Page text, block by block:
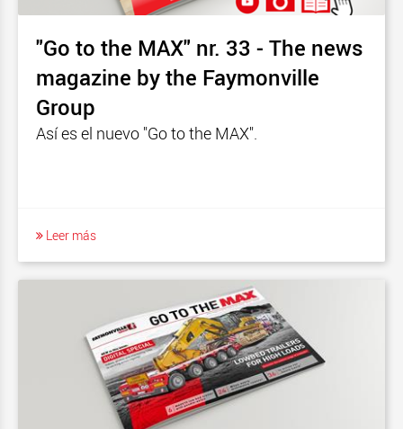
"Go to the MAX" nr. 33 - The news
magazine by the Faymonville
Group
Así es el nuevo "Go to the MAX".
Leer más